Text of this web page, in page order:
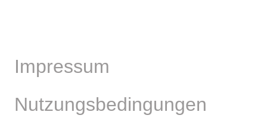
Impressum
Nutzungsbedingungen